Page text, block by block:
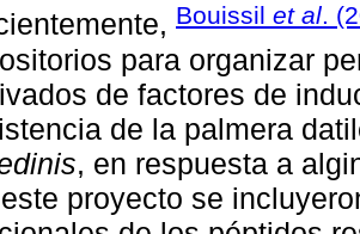
Bouissil et al.
para organizar
de factores de
de la palmera
, en respuesta a
proyecto se